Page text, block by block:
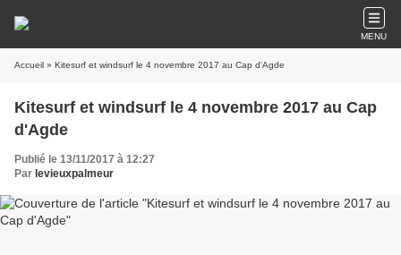
MENU
Accueil » Kitesurf et windsurf le 4 novembre 2017 au Cap d'Agde
Kitesurf et windsurf le 4 novembre 2017 au Cap
d'Agde
Publié le 13/11/2017 à 12:27
Par levieuxpalmeur